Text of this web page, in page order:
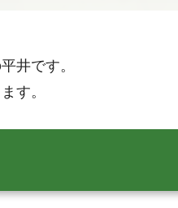
井です。
す。